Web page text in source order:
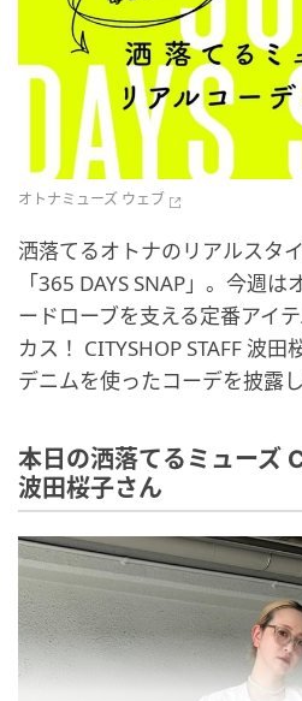
オトナミューズ ウェブ
洒落てるオトナのリアルスタ
「365 DAYS SNAP」。今週
ードローブを支える定番アイ
カス！ CITYSHOP STAFF 波
デニムを使ったコーデを披露
本日の洒落てるミューズ
波田桜子さん